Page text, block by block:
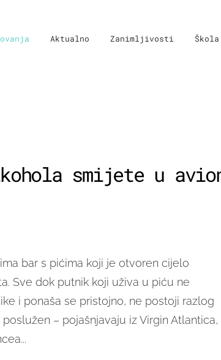
Aktualno Zanimljivosti
smijete u
bar s pićima koji je otvoren cijelo
Sve dok putnik koji uživa u piću ne
i ponaša se pristojno, ne postoji razlog
– pojašnjavaju iz Virgin Atlantica,